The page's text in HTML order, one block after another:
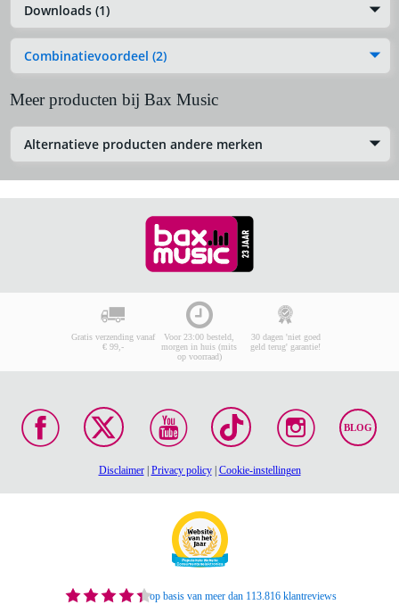
Downloads (1)
Combinatievoordeel (2)
Meer producten bij Bax Music
Alternatieve producten andere merken
Gratis verzending vanaf
€ 99,-
Voor 23:00 besteld,
morgen in huis (mits
op voorraad)
30 dagen 'niet goed
geld terug' garantie!
BLOG
Disclaimer| Privacy policy| Cookie-instellingen
op basis van meer dan 113.816 klantreviews